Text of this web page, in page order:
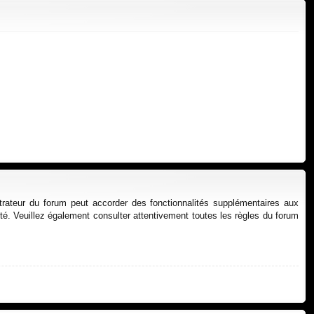
du forum peut accorder des fonctionnalités supplémentaires aux
Veuillez également consulter attentivement toutes les règles du forum